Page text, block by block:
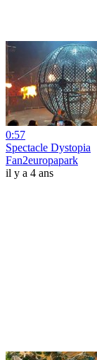
0:57
Spectacle Dystopia
Fan2europapark
il y a 4 ans